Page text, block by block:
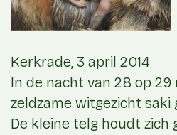
Kerkrade, 3 april 2014
In de nacht van 28 op 29
zeldzame witgezicht saki
De kleine telg houdt zich